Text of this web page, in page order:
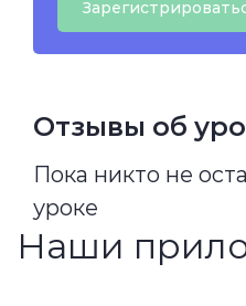
Отзывы об
Пока никто не
уроке
Наши